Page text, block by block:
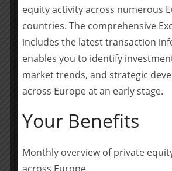
____________________
DLA Piper zählt mit Büros in über 40
Asien, Australien, Europa, dem Nahen
Nord- und Südamerika zu den
den Standorten Frankfurt, Hamburg,
vertreten. In bestimmten
equity activity across numerous
countries. The comprehensive
includes the latest transaction
enables you to identify
market trends, and strategic
across Europe at an early stage.
Your Benefits
Monthly overview of private
across Europe